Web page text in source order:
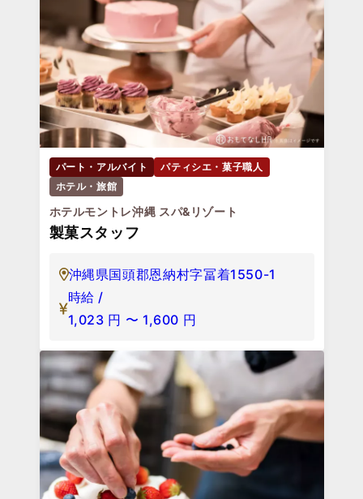
パート・アルバイト
パティシエ・菓子職人
ホテル・旅館
ホテルモントレ沖縄 スパ&リゾート
製菓スタッフ
沖縄県国頭郡恩納村字冨着1550-1
時給 /
1,023 円 〜 1,600 円